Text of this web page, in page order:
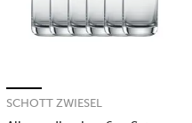
SCHOTT ZWIESEL